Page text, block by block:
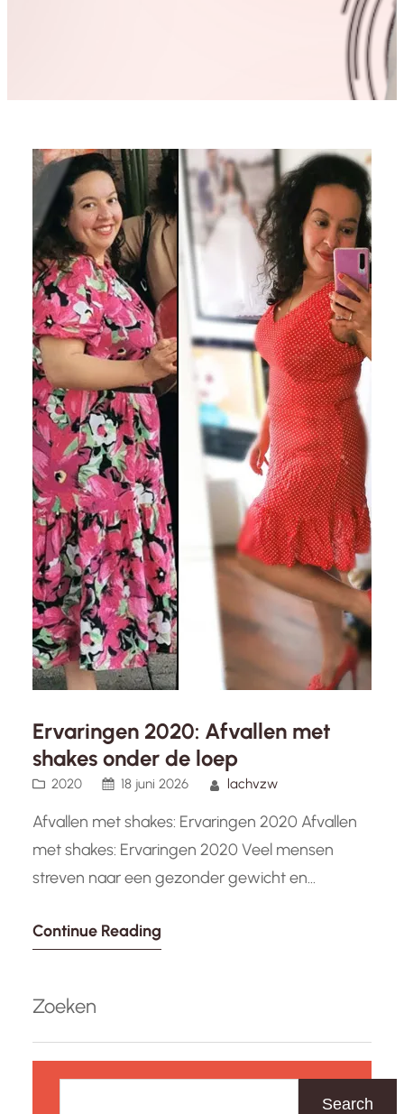
Ervaringen 2020: Afvallen met
shakes onder de loep
2020 18 juni 2026 lachvzw
Afvallen met shakes: Ervaringen 2020 Afvallen
met shakes: Ervaringen 2020 Veel mensen
streven naar een gezonder gewicht en
vallen. Een populaire optie die de laatste jaren
eenvoudige en effectieve manier om gewicht
te verliezen, maar wat…
Continue Reading
Zoeken
Search